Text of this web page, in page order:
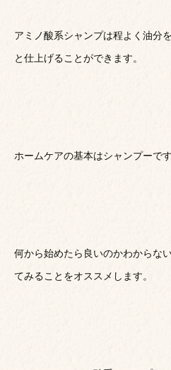
アミノ酸系シャンプは程よく油分
と仕上げることができます。
ホームケアの基本はシャンプーです
何から始めたら良いのかわからな
てみることをオススメします。